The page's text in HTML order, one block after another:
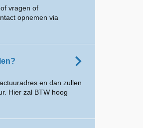
vragen of
opnemen via
en dan zullen
Hier zal BTW hoog